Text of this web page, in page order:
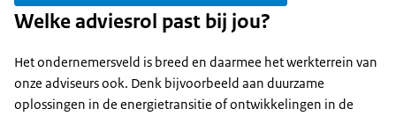
Welke adviesrol past bij jou?
Het ondernemersveld is breed en daarmee het werkterrein van
onze adviseurs ook. Denk bijvoorbeeld aan duurzame
oplossingen in de energietransitie of ontwikkelingen in de